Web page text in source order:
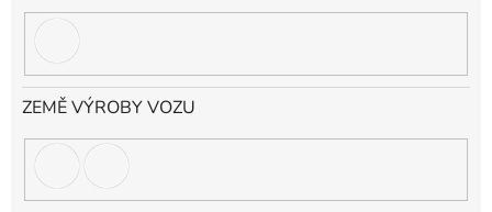
ZEMĚ VÝROBY VOZU